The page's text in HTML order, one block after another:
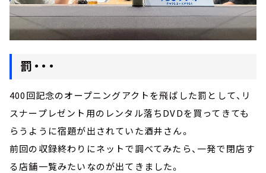
罰・・・
400回記念のオープニングアクトを飛ばした罰として、リ
スナープレゼント用のレンタル落ちDVDを買ってきても
らうように宿題が出されていた酒井さん。
前回の収録終わりにネットで調べてみたら、一発で閉店す
る店舗一覧みたいなのが出てきました。